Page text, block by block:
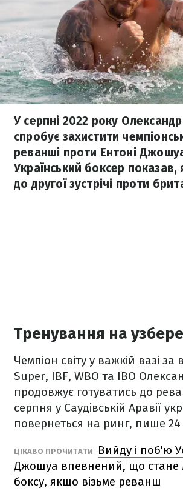
У серпні 2022 року
спробує захистити
реванші проти Ентоні
Український боксер показав,
до другої зустрічі проти
Тренування на
Чемпіон світу у важкій вазі за
Super, IBF, WBO та IBO
продовжує готуватись до
серпня у Саудівській Аравії
повернеться на ринг, пише
ЦІКАВО ПРОЧИТАТИ
Вийду і поб'ю
Джошуа впевнений, що стане
боксу, якщо візьме реванш